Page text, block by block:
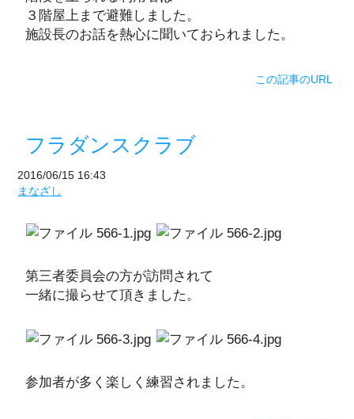
３階屋上まで避難しました。
施設長のお話を熱心に聞いておられました。
この記事のURL
フラダンスクラブ
2016/06/15 16:43
まなざし
第三者委員会の方が訪問されて
一緒に撮らせて頂きました。
参加者が多く楽しく練習されました。